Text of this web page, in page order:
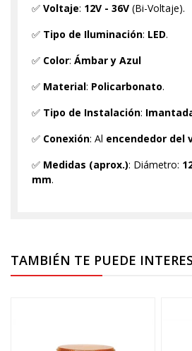
✅ Voltaje: 12V - 36V (Bi-Voltaje).
✅ Tipo de Iluminación: LED.
✅ Color: Ámbar y Azul
✅ Material: Policarbonato.
✅ Tipo de Instalación:
✅ Conexión: Al encendedor del
✅ Medidas (aprox.): Diámetro:
mm.
TAMBIÉN TE PUEDE